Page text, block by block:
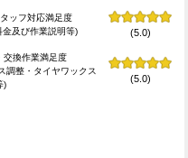
ッフ対応満足度
金及び作業説明等)
(5.0)
交換作業満足度
調整・タイヤワックス
)
(5.0)